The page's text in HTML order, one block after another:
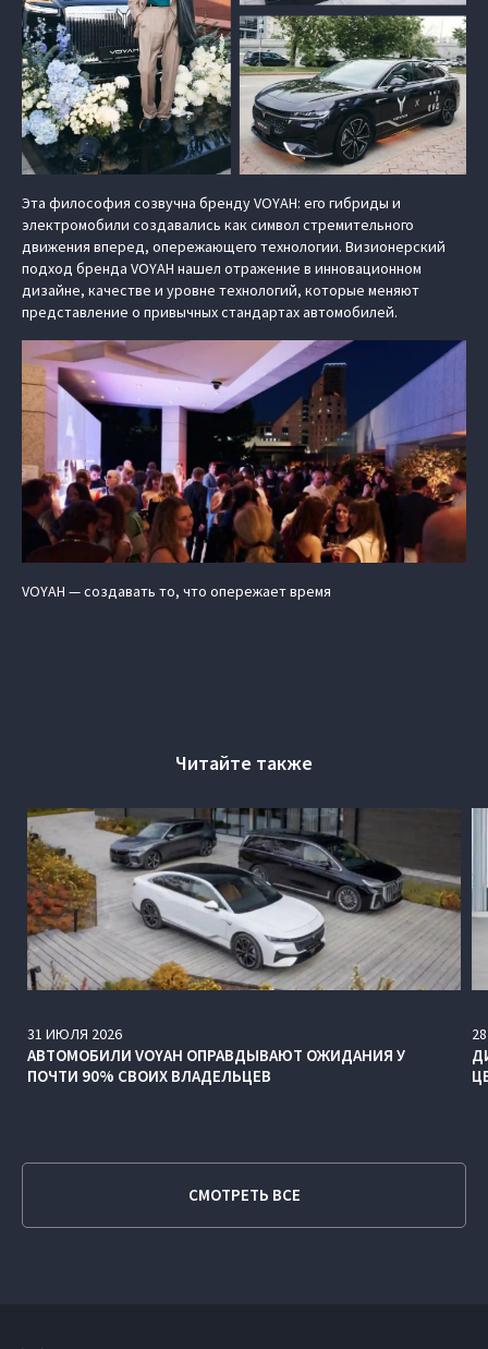
Эта философия созвучна бренду VOYAH: его гибриды и
электромобили создавались как символ стремительного
движения вперед, опережающего технологии. Визионерский
подход бренда VOYAH нашел отражение в инновационном
дизайне, качестве и уровне технологий, которые меняют
представление о привычных стандартах автомобилей.
VOYAH — создавать то, что опережает время
Читайте также
31 ИЮЛЯ 2026
АВТОМОБИЛИ VOYAH ОПРАВДЫВАЮТ ОЖИДАНИЯ У
ПОЧТИ 90% СВОИХ ВЛАДЕЛЬЦЕВ
28
СМОТРЕТЬ ВСЕ